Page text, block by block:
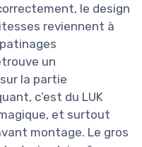
le design
reviennent à
un
la partie
c’est du LUK
et surtout
montage. Le gros